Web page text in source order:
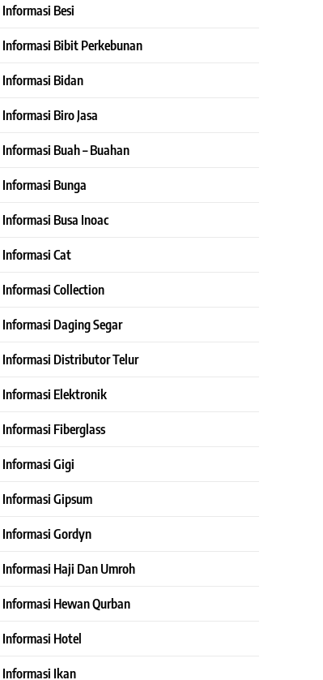
Informasi Besi
Informasi Bibit Perkebunan
Informasi Bidan
Informasi Biro Jasa
Informasi Buah – Buahan
Informasi Bunga
Informasi Busa Inoac
Informasi Cat
Informasi Collection
Informasi Daging Segar
Informasi Distributor Telur
Informasi Elektronik
Informasi Fiberglass
Informasi Gigi
Informasi Gipsum
Informasi Gordyn
Informasi Haji Dan Umroh
Informasi Hewan Qurban
Informasi Hotel
Informasi Ikan